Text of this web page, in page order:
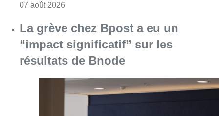
07 août 2026
La grève chez Bpost a eu un
“impact significatif” sur les
résultats de Bnode